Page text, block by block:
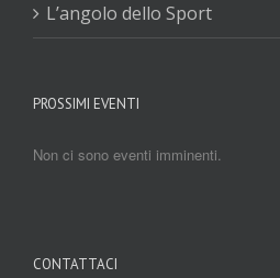
L’angolo dello Sport
PROSSIMI EVENTI
Non ci sono eventi imminenti.
CONTATTACI